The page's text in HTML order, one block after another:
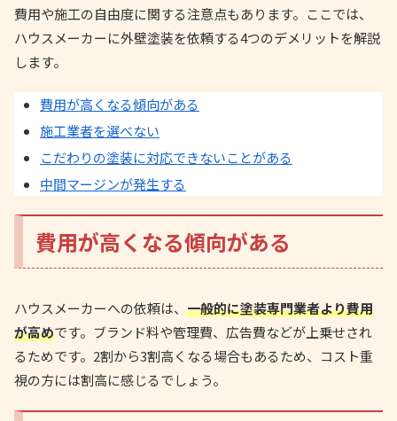
費用や施工の自由度に関する注意点もあります。ここでは、
ハウスメーカーに外壁塗装を依頼する4つのデメリットを解説
します。
費用が高くなる傾向がある
施工業者を選べない
こだわりの塗装に対応できないことがある
中間マージンが発生する
費用が高くなる傾向がある
ハウスメーカーへの依頼は、 一般的に塗装専門業者より費用
が高めです。ブランド料や管理費、広告費などが上乗せされ
るためです。2割から3割高くなる場合もあるため、コスト重
視の方には割高に感じるでしょう。